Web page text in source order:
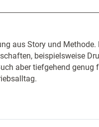
aus Story und Methode.
beispielsweise
aber tiefgehend genug